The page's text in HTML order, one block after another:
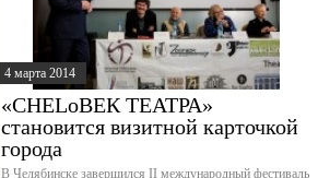
4 марта 2014
«CHELоВЕК ТЕАТРА»
становится визитной карточкой
города
В Челябинске завершился II международный фестиваль